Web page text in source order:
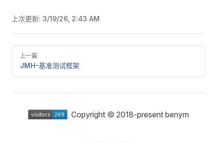
上次更新: 3/19/26, 2:43 AM
Pager
上一篇
JMH-基准测试框架
Copyright © 2018-present benym